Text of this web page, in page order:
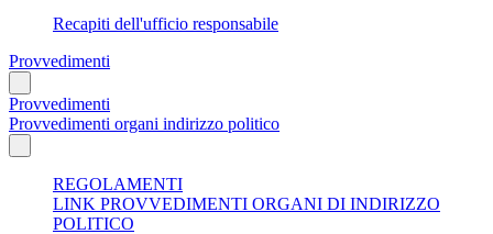
Recapiti dell'ufficio responsabile
Provvedimenti
Provvedimenti
Provvedimenti organi indirizzo politico
REGOLAMENTI
LINK PROVVEDIMENTI ORGANI DI INDIRIZZO
POLITICO